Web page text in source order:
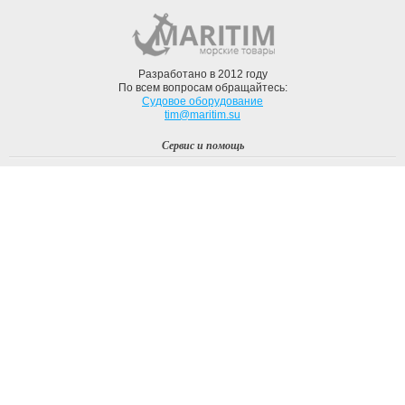
Разработано в 2012 году
По всем вопросам обращайтесь:
Судовое оборудование
tim@maritim.su
Сервис и помощь